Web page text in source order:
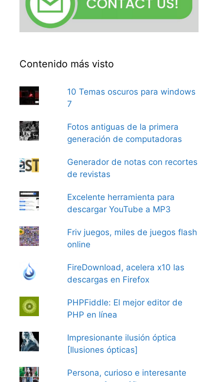
Contenido más visto
10 Temas oscuros para windows
7
Fotos antiguas de la primera
generación de computadoras
Generador de notas con recortes
de revistas
Excelente herramienta para
descargar YouTube a MP3
Friv juegos, miles de juegos flash
online
FireDownload, acelera x10 las
descargas en Firefox
PHPFiddle: El mejor editor de
PHP en línea
Impresionante ilusión óptica
[Ilusiones ópticas]
Persona, curioso e interesante